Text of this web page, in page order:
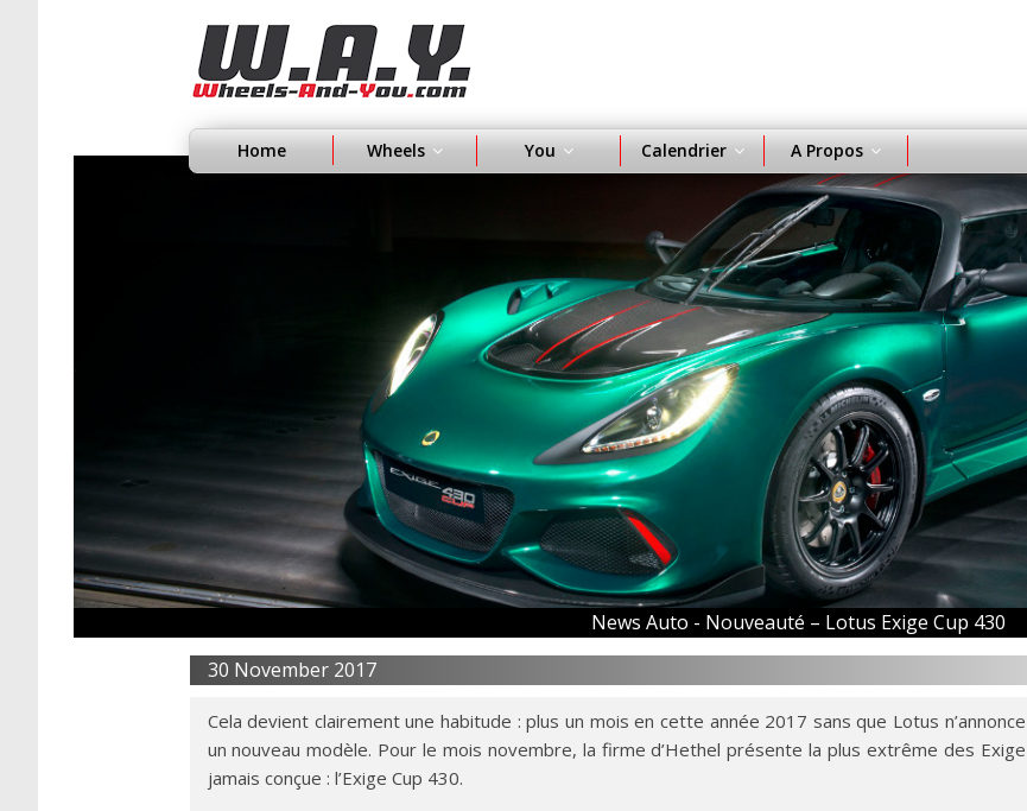
Home Wheels You Calendrier A Propos
News Auto - Nouveauté – Lotus Exige Cup 430
30 November 2017
Cela devient clairement une habitude : plus un mois en cette année 2017 sans que Lotus n’annonce
un nouveau modèle. Pour le mois novembre, la firme d’Hethel présente la plus extrême des Exige
jamais conçue : l’Exige Cup 430.